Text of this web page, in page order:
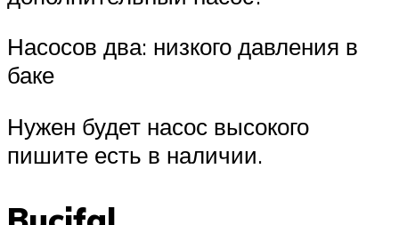
Насосов два: низкого давления в
баке
Нужен будет насос высокого
пишите есть в наличии.